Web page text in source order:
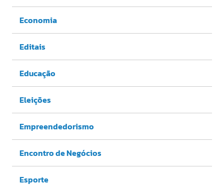
Economia
Editais
Educação
Eleições
Empreendedorismo
Encontro de Negócios
Esporte